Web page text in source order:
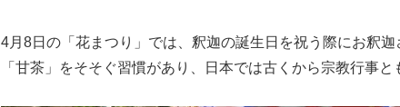
4月8日の「花まつり」では、釈迦の誕生日を祝う際にお釈迦
「甘茶」をそそぐ習慣があり、日本では古くから宗教行事と